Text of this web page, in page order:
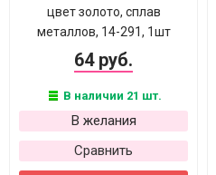
цвет золото, сплав
металлов, 14-291, 1шт
64 руб.
В наличии 21 шт.
В желания
Сравнить